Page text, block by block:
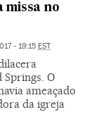
missa no
- 19:15 EST
Springs. O
ameaçado
da igreja